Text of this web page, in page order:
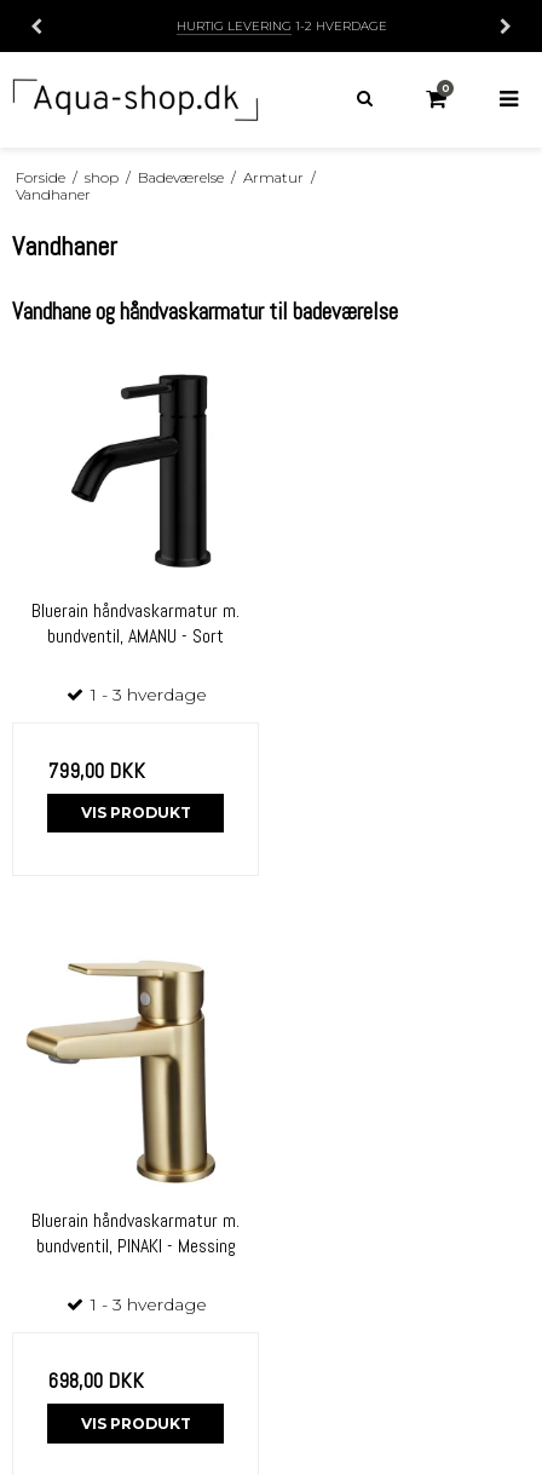
HURTIG LEVERING 1-2 HVERDAGE
0
Forside / shop / Badeværelse / Armatur /
Vandhaner
Vandhaner
Vandhane og håndvaskarmatur til badeværelse
Bluerain håndvaskarmatur m.
bundventil, AMANU - Sort
1 - 3 hverdage
799,00 DKK
VIS PRODUKT
Bluerain håndvaskarmatur m.
bundventil, PINAKI - Messing
1 - 3 hverdage
698,00 DKK
VIS PRODUKT